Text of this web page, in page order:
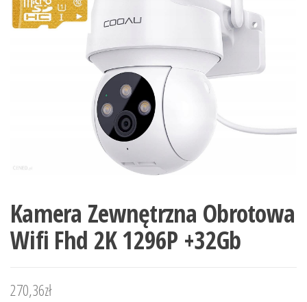
Kamera Zewnętrzna Obrotowa
Wifi Fhd 2K 1296P +32Gb
270,36zł